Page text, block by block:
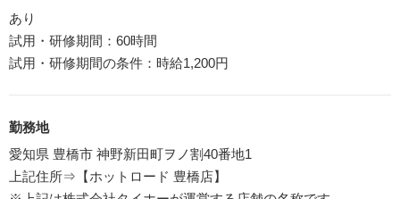
あり
試用・研修期間：60時間
試用・研修期間の条件：時給1,200円
勤務地
愛知県 豊橋市 神野新田町ヲノ割40番地1
上記住所⇒【ホットロード 豊橋店】